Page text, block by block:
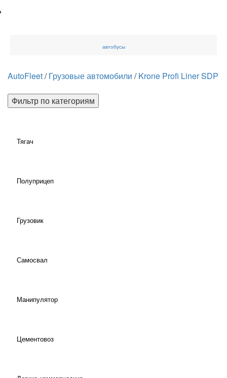
автобусы
AutoFleet/ Грузовые автомобили / Krone Profi Liner SDP
Фильтр по категориям
Тягач
Полуприцеп
Грузовик
Самосвал
Манипулятор
Цементовоз